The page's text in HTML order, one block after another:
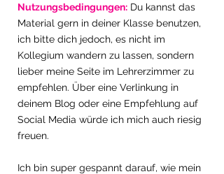
Nutzungsbedingungen: Du kannst das
Material gern in deiner Klasse benutzen,
ich bitte dich jedoch, es nicht im
Kollegium wandern zu lassen, sondern
lieber meine Seite im Lehrerzimmer zu
empfehlen. Über eine Verlinkung in
deinem Blog oder eine Empfehlung auf
Social Media würde ich mich auch riesig
freuen.
Ich bin super gespannt darauf, wie mein